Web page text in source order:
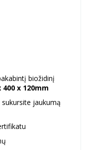
biožidinį
400 x 120mm
jaukumą